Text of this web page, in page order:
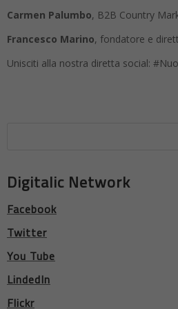
Carmen Palumbo, B2B Country
Francesco Marino, fondatore e
Unisciti alla nostra diretta social:
Digitalic Network
Facebook
Twitter
You Tube
LindedIn
Flickr